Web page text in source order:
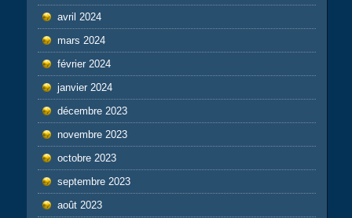
avril 2024
mars 2024
février 2024
janvier 2024
décembre 2023
novembre 2023
octobre 2023
septembre 2023
août 2023